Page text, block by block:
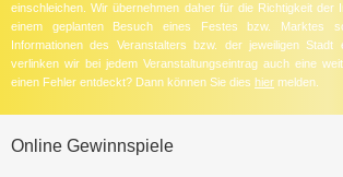
einschleichen. Wir übernehmen daher für die Richtigkeit der
einem geplanten Besuch eines Festes bzw. Marktes
Informationen des Veranstalters bzw. der jeweiligen
verlinken wir bei jedem Veranstaltungseintrag auch eine
einen Fehler entdeckt? Dann können Sie dies hier melden.
Online Gewinnspiele